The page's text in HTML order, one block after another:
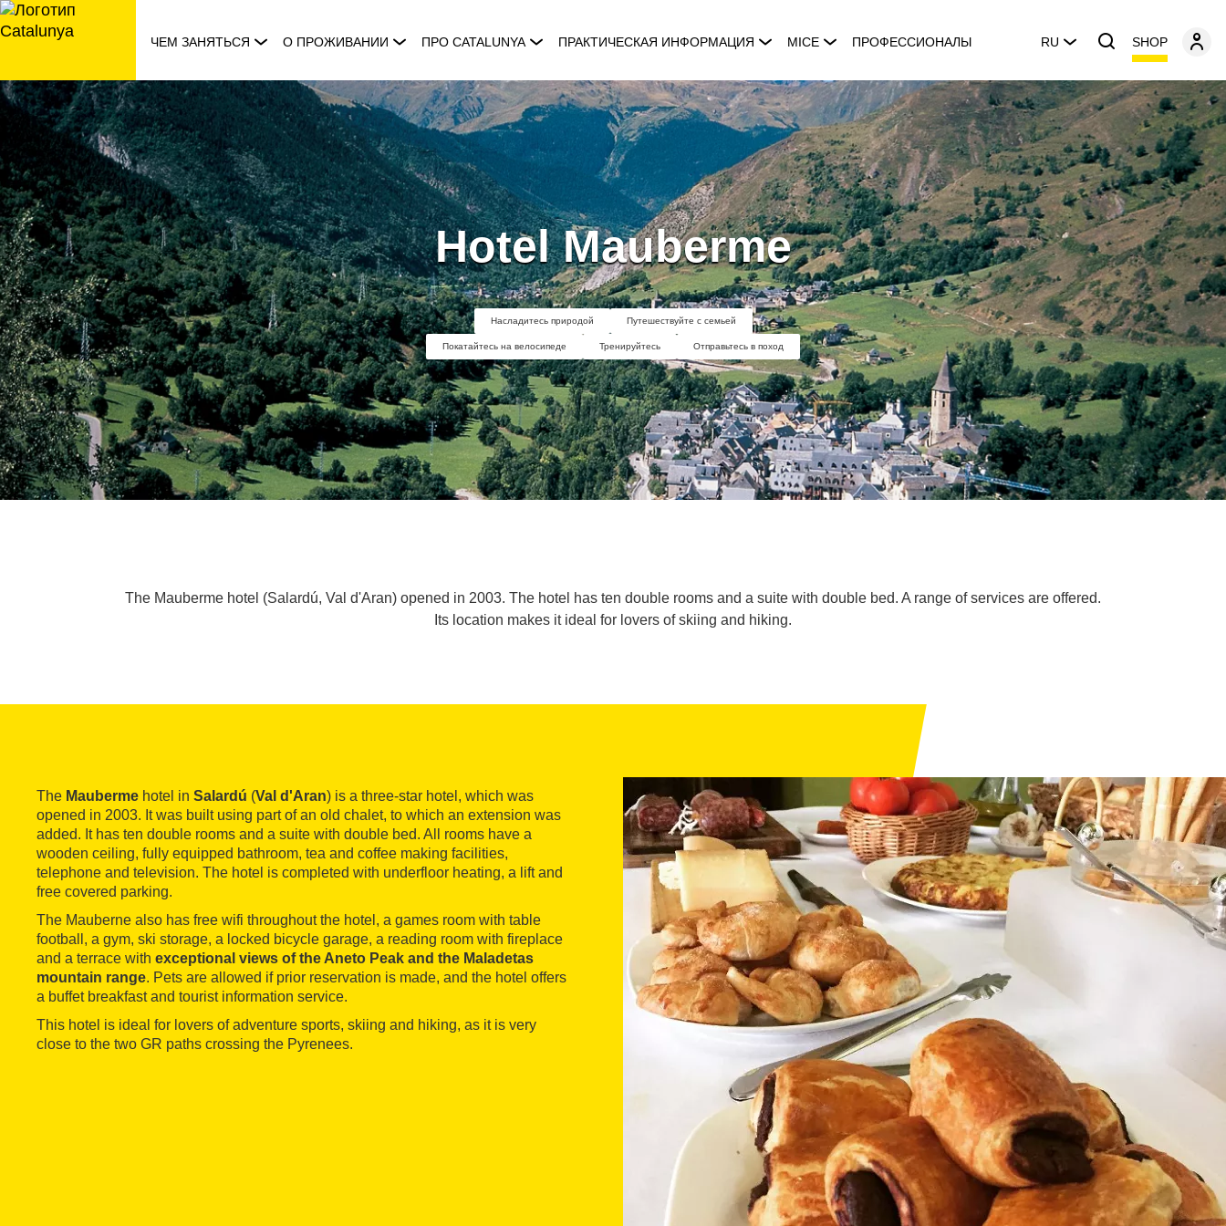
перейти
к
ЧЕМ ЗАНЯТЬСЯ О ПРОЖИВАНИИ ПРО CATALUNYA ПРАКТИЧЕСКАЯ ИНФОРМАЦИЯ MICE ПРОФЕССИОНАЛЫ RU SHOP
Hotel Mauberme
Насладитесь природой Путешествуйте с семьей
Покатайтесь на велосипеде Тренируйтесь Отправьтесь в поход
The Mauberme hotel (Salardú, Val d'Aran) opened in 2003. The hotel has ten double rooms and a suite with double bed. A range of services are offered.
Its location makes it ideal for lovers of skiing and hiking.
The Mauberme hotel in Salardú (Val d'Aran) is a three-star hotel, which was
opened in 2003. It was built using part of an old chalet, to which an extension was
added. It has ten double rooms and a suite with double bed. All rooms have a
wooden ceiling, fully equipped bathroom, tea and coffee making facilities,
telephone and television. The hotel is completed with underfloor heating, a lift and
free covered parking.
The Mauberne also has free wifi throughout the hotel, a games room with table
football, a gym, ski storage, a locked bicycle garage, a reading room with fireplace
and a terrace with exceptional views of the Aneto Peak and the Maladetas
mountain range. Pets are allowed if prior reservation is made, and the hotel offers
a buffet breakfast and tourist information service.
This hotel is ideal for lovers of adventure sports, skiing and hiking, as it is very
close to the two GR paths crossing the Pyrenees.